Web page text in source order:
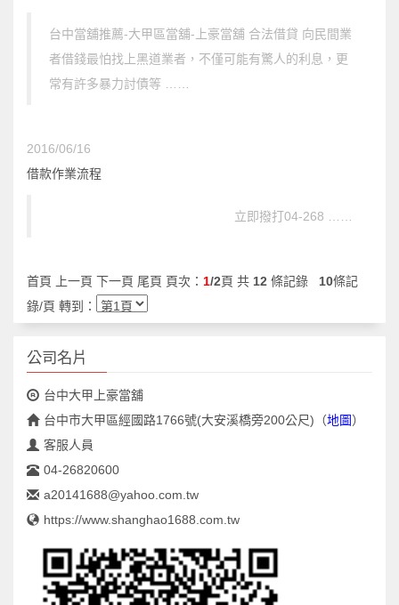
台中當舖推薦-大甲區當舖-上豪當舖 合法借貸 向民間業
者借錢最怕找上黑道業者，不僅可能有驚人的利息，更
常有許多暴力討債等 ……
2016/06/16
借款作業流程
立即撥打04-268 ……
首頁 上一頁 下一頁 尾頁 頁次： 1/2頁 共 12 條記錄 10條記
錄/頁 轉到：
公司名片
台中大甲上豪當舖
台中市大甲區經國路1766號(大安溪橋旁200公尺) （地圖）
客服人員
04-26820600
a20141688@yahoo.com.tw
https://www.shanghao1688.com.tw